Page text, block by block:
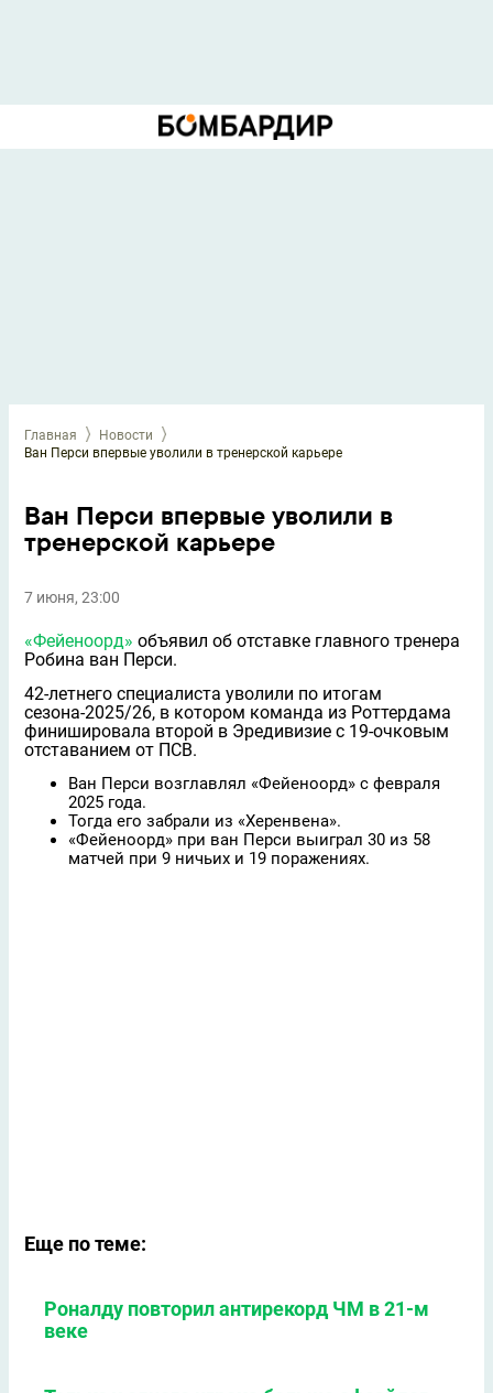
Главная
Новости
Ван Перси впервые уволили в тренерской карьере
Ван Перси впервые уволили в
тренерской карьере
7 июня, 23:00
«Фейеноорд» объявил об отставке главного тренера
Робина ван Перси.
42-летнего специалиста уволили по итогам
сезона-2025/26, в котором команда из Роттердама
финишировала второй в Эредивизие с 19-очковым
отставанием от ПСВ.
Ван Перси возглавлял «Фейеноорд» с февраля
2025 года.
Тогда его забрали из «Херенвена».
«Фейеноорд» при ван Перси выиграл 30 из 58
матчей при 9 ничьих и 19 поражениях.
Еще по теме:
Роналду повторил антирекорд ЧМ в 21-м
веке